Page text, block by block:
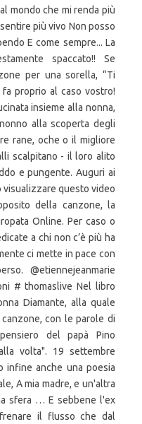
mondo che mi renda più
più vivo Non posso
E come sempre... La
spaccato!! Se
per una sorella, “Ti
proprio al caso vostro!
insieme alla nonna,
alla scoperta degli
rane, oche o il migliore
scalpitano - il loro alito
e pungente. Auguri ai
visualizzare questo video
della canzone, la
Online. Per caso o
a chi non c’è più ha
ci mette in pace con
@etiennejeanmarie
# thomaslive Nel libro
Diamante, alla quale
con le parole di
del papà Pino
volta". 19 settembre
infine anche una poesia
A mia madre, e un'altra
sfera … E sebbene l'ex
il flusso che dal